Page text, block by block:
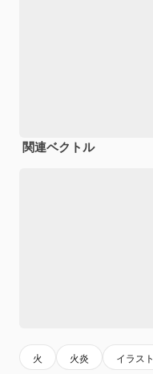
関連ベクトル
火 火炎 イラスト